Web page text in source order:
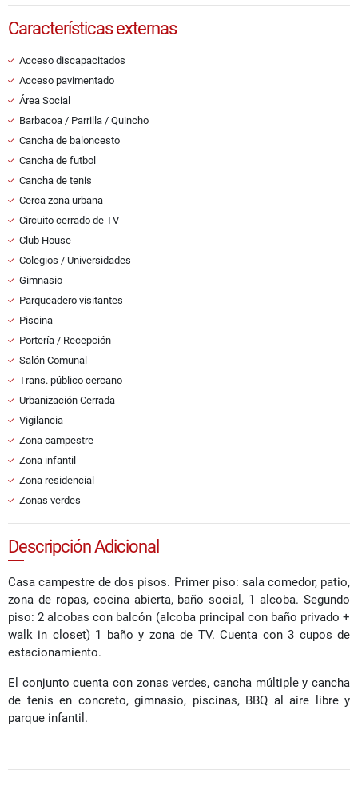
Características externas
Acceso discapacitados
Acceso pavimentado
Área Social
Barbacoa / Parrilla / Quincho
Cancha de baloncesto
Cancha de futbol
Cancha de tenis
Cerca zona urbana
Circuito cerrado de TV
Club House
Colegios / Universidades
Gimnasio
Parqueadero visitantes
Piscina
Portería / Recepción
Salón Comunal
Trans. público cercano
Urbanización Cerrada
Vigilancia
Zona campestre
Zona infantil
Zona residencial
Zonas verdes
Descripción Adicional
Casa campestre de dos pisos. Primer piso: sala comedor, patio,
zona de ropas, cocina abierta, baño social, 1 alcoba. Segundo
piso: 2 alcobas con balcón (alcoba principal con baño privado +
walk in closet) 1 baño y zona de TV. Cuenta con 3 cupos de
estacionamiento.
El conjunto cuenta con zonas verdes, cancha múltiple y cancha
de tenis en concreto, gimnasio, piscinas, BBQ al aire libre y
parque infantil.